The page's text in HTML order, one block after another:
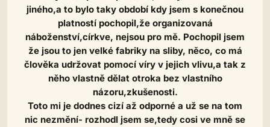
jiného,a to bylo taky období kdy jsem s konečnou
platností pochopil,že organizovaná
náboženství,církve, nejsou pro mě. Pochopil jsem
že jsou to jen velké fabriky na sliby, něco, co má
člověka udržovat pomocí víry v jejich vlivu,a tak z
něho vlastně dělat otroka bez vlastního
názoru,zkušenosti.
Toto mi je dodnes cizí až odporné a už se na tom
nic nezmění- rozhodl jsem se,tedy cosi ve mně se